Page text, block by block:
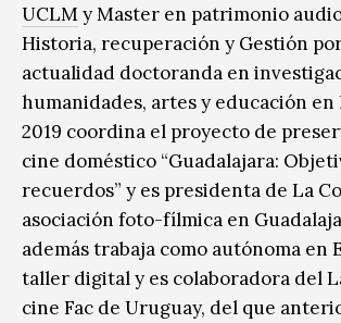
UCLMy Master en patrimonio
Historia, recuperación y Gestión
actualidad doctoranda en
humanidades, artes y educación en
2019 coordina el proyecto de
cine doméstico “Guadalajara:
recuerdos” y es presidenta de La
asociación foto-fílmica en
además trabaja como autónoma en
taller digital y es colaboradora del
cine Fac de Uruguay, del que